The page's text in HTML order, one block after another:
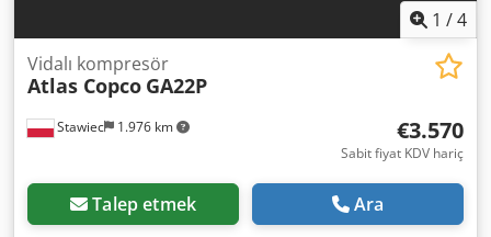
1 /4
Stawiec 1.976 km
Vidalı kompresör
Atlas Copco GA22P
€3.570
Sabit fiyat KDV hariç
Talep etmek Ara